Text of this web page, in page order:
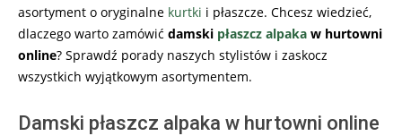
asortyment o oryginalne kurtki i płaszcze. Chcesz wiedzieć,
dlaczego warto zamówić damski płaszcz alpaka w hurtowni
online? Sprawdź porady naszych stylistów i zaskocz
wszystkich wyjątkowym asortymentem.
Damski płaszcz alpaka w hurtowni online